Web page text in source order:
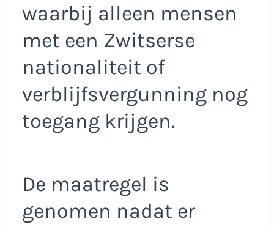
waarbij alleen mensen
met een Zwitserse
nationaliteit of
verblijfsvergunning nog
toegang krijgen.
De maatregel is
genomen nadat er